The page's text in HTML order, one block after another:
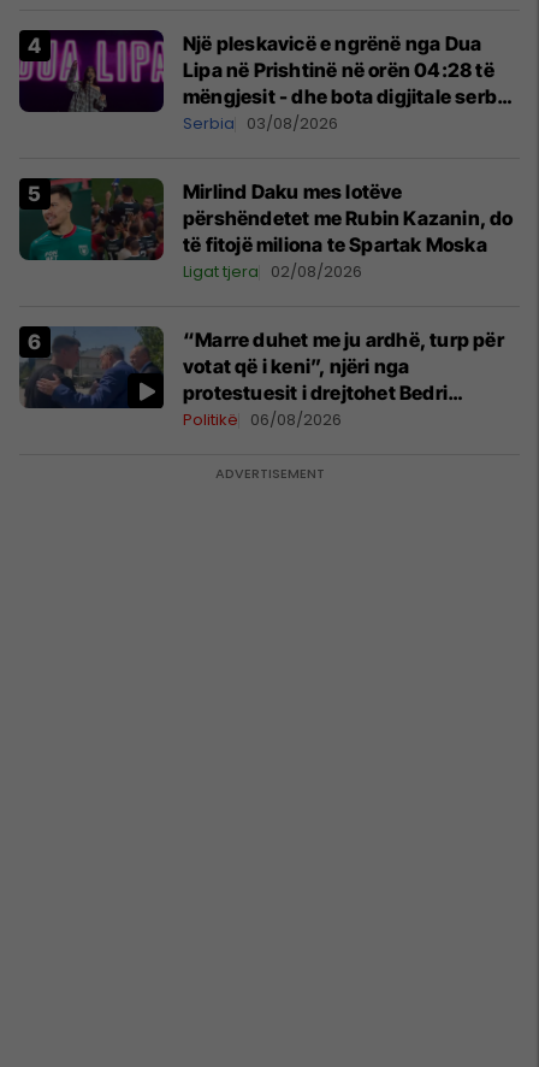
Një pleskavicë e ngrënë nga Dua
Lipa në Prishtinë në orën 04:28 të
mëngjesit - dhe bota digjitale serbe
shpall gjendjen e luftës
Serbia 03/08/2026
Mirlind Daku mes lotëve
përshëndetet me Rubin Kazanin, do
të fitojë miliona te Spartak Moska
Ligat tjera 02/08/2026
“Marre duhet me ju ardhë, turp për
votat që i keni”, njëri nga
protestuesit i drejtohet Bedri
Hamzës
Politikë 06/08/2026